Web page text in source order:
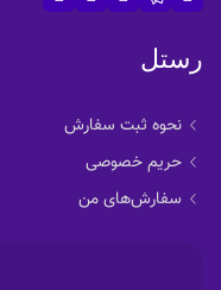
رستل
نحوه ثبت سفارش
حریم خصوصی
سفارش‌های من